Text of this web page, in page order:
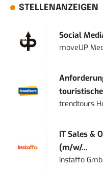
STELLENANZEIGEN
Social
moveUP
trendtours
IT Sales &
(m/w/...
Instaffo